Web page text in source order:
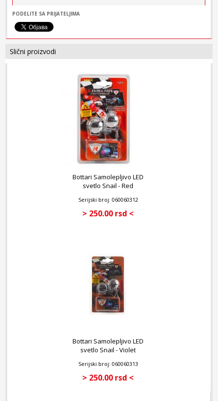
PODELITE SA PRIJATELJIMA
Slični proizvodi
Bottari Samolepljivo LED
svetlo Snail - Red
Serijski broj: 060060312
> 250.00 rsd <
Bottari Samolepljivo LED
svetlo Snail - Violet
Serijski broj: 060060313
> 250.00 rsd <